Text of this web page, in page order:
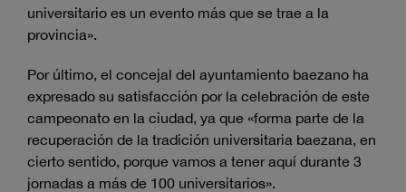
universitario es un evento más que se trae a la
provincia».
Por último, el concejal del ayuntamiento baezano ha
expresado su satisfacción por la celebración de este
campeonato en la ciudad, ya que «forma parte de la
recuperación de la tradición universitaria baezana, en
cierto sentido, porque vamos a tener aquí durante 3
jornadas a más de 100 universitarios».